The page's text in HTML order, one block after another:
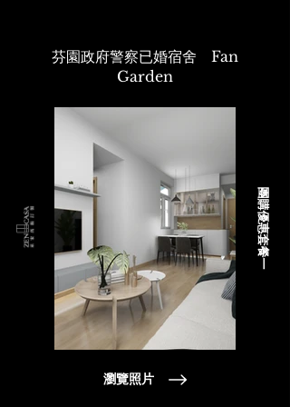
瀏覽照片
團購優惠套餐一
芬園政府警察已婚宿舍 Fan
Garden